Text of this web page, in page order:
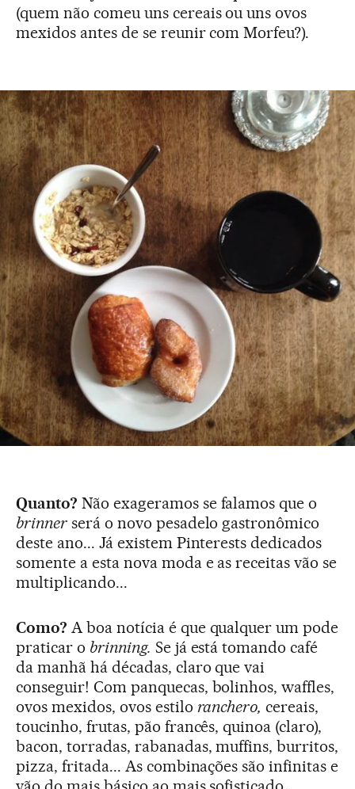
(quem não comeu uns cereais ou uns ovos
mexidos antes de se reunir com Morfeu?).
Quanto? Não exageramos se falamos que o
brinnerserá o novo pesadelo gastronômico
deste ano... Já existem Pinterests dedicados
somente a esta nova moda e as receitas vão se
multiplicando...
Como? A boa notícia é que qualquer um pode
praticar o brinning. Se já está tomando café
da manhã há décadas, claro que vai
conseguir! Com panquecas, bolinhos, waffles,
ovos mexidos, ovos estilo ranchero, cereais,
toucinho, frutas, pão francês, quinoa (claro),
bacon, torradas, rabanadas, muffins, burritos,
pizza, fritada... As combinações são infinitas e